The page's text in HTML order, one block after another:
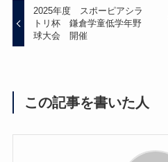
2025年度 スポーピアシラ
トリ杯 鎌倉学童低学年野
球大会 開催
この記事を書いた人